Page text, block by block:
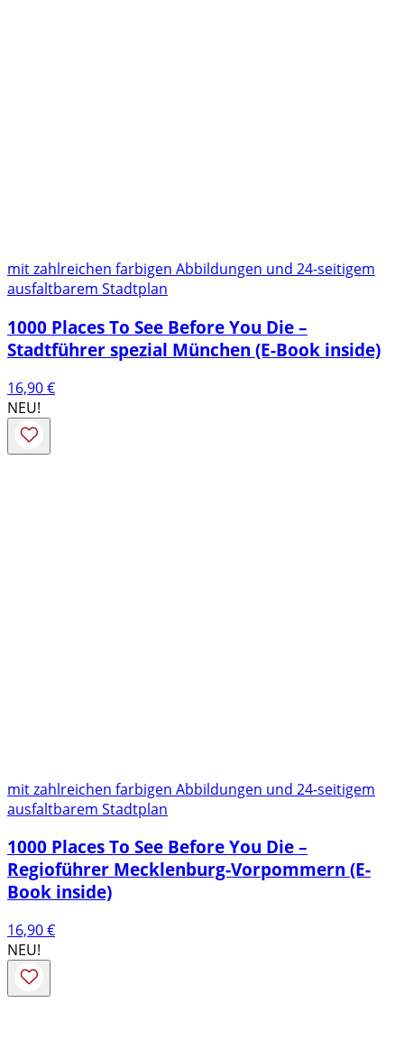
mit zahlreichen farbigen Abbildungen und 24-seitigem
ausfaltbarem Stadtplan
1000 Places To See Before You Die –
Stadtführer spezial München (E-Book inside)
16,90€
NEU!
mit zahlreichen farbigen Abbildungen und 24-seitigem
ausfaltbarem Stadtplan
1000 Places To See Before You Die –
Regioführer Mecklenburg-Vorpommern (E-
Book inside)
16,90€
NEU!